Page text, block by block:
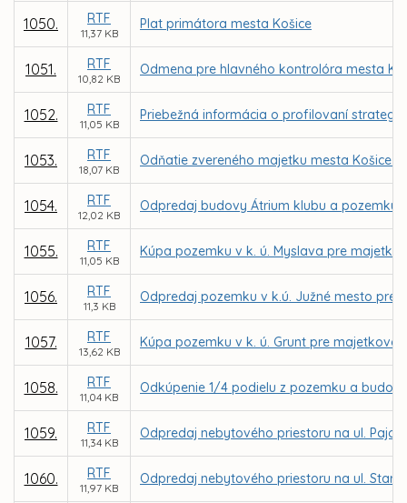
1050. RTF
11,37 KB
Plat primátora mesta Košice
1051. RTF
10,82 KB
Odmena pre hlavného kontrolóra mesta
1052. RTF
11,05 KB
Priebežná informácia o profilovaní
1053. RTF
18,07 KB
Odňatie zvereného majetku mesta Košice
1054. RTF
12,02 KB
Odpredaj budovy Átrium klubu a pozemku
1055. RTF
11,05 KB
Kúpa pozemku v k. ú. Myslava pre
1056. RTF
11,3 KB
Odpredaj pozemku v k.ú. Južné mesto pre
1057. RTF
13,62 KB
Kúpa pozemku v k. ú. Grunt pre
1058. RTF
11,04 KB
Odkúpenie 1/4 podielu z pozemku a
1059. RTF
11,34 KB
Odpredaj nebytového priestoru na ul.
1060. RTF
11,97 KB
Odpredaj nebytového priestoru na ul.